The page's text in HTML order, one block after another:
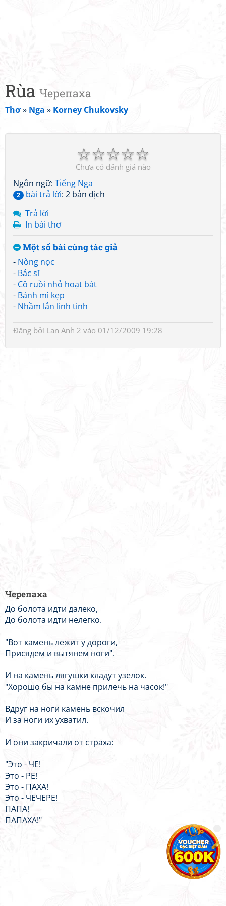
Rùa Черепаха
Thơ» Nga » Korney Chukovsky
☆
☆
☆
☆
☆
Chưa có đánh giá nào
Ngôn ngữ: Tiếng Nga
2 bài trả lời: 2 bản dịch
Trả lời
In bài thơ
Một số bài cùng tác giả
- Nòng nọc
- Bác sĩ
- Cô ruồi nhỏ hoạt bát
- Bánh mì kẹp
- Nhầm lẫn linh tinh
Đăng bởi Lan Anh 2 vào 01/12/2009 19:28
Черепаха
До болота идти далеко,
До болота идти нелегко.
"Вот камень лежит у дороги,
Присядем и вытянем ноги".
И на камень лягушки кладут узелок.
"Хорошо бы на камне прилечь на часок!"
Вдруг на ноги камень вскочил
И за ноги их ухватил.
И они закричали от страха:
"Это - ЧЕ!
Это - РЕ!
Это - ПАХА!
Это - ЧЕЧЕРЕ!
ПАПА!
ПАПАХА!"